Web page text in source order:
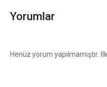
Yorumlar
Henüz yorum yapılmamıştır.